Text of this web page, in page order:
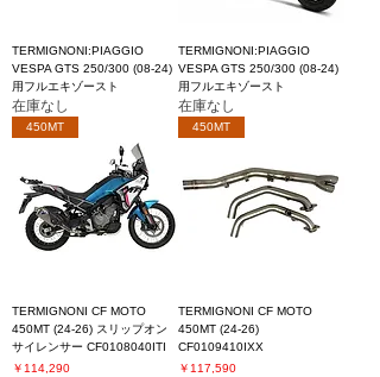
TERMIGNONI:PIAGGIO
VESPA GTS 250/300 (08-24)
用フルエキゾースト
在庫なし
TERMIGNONI:PIAGGIO
VESPA GTS 250/300 (08-24)
用フルエキゾースト
在庫なし
450MT
TERMIGNONI CF MOTO
450MT (24-26) スリップオン
サイレンサー CF0108040ITI
価格
￥114,290
450MT
TERMIGNONI CF MOTO
450MT (24-26)
CF0109410IXX
価格
￥117,590